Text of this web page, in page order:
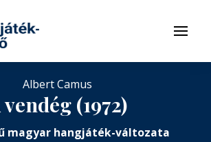
Menü
Albert Camus
vendég (1972)
magyar hangjáték-változata